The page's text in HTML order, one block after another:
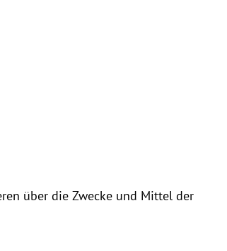
über die Zwecke und Mittel der